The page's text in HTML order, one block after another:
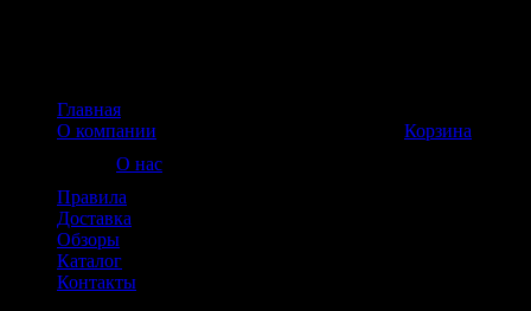
Корзина
Главная
О компании
О нас
Правила
Доставка
Обзоры
Каталог
Контакты